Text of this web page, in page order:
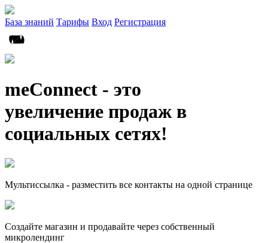
База знаний Тарифы Вход Регистрация
meConnect - это
увеличение продаж в
социальных сетях!
Мультиссылка - разместить все контакты на одной странице
Создайте магазин и продавайте через собственный
микролендинг